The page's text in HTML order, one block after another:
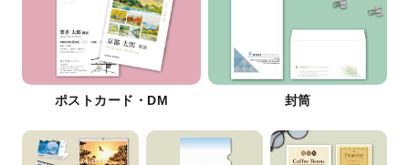
ポストカード・DM 封筒